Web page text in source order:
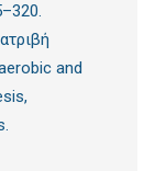
and